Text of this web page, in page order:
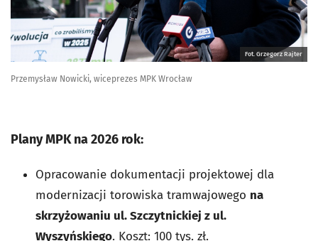
Fot. Grzegorz Rajter
Przemysław Nowicki, wiceprezes MPK Wrocław
Plany MPK na 2026 rok:
Opracowanie dokumentacji projektowej dla
modernizacji torowiska tramwajowego na
skrzyżowaniu ul. Szczytnickiej z ul.
Wyszyńskiego. Koszt: 100 tys. zł.